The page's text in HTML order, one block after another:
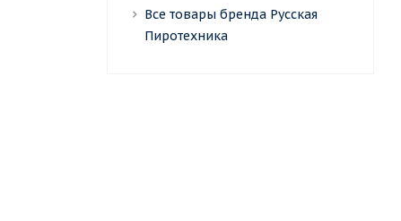
Все товары бренда Русская
Пиротехника